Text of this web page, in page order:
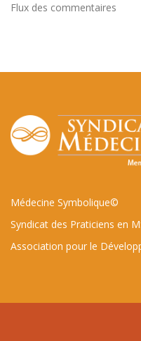
Flux des commentaires
Médecine Symbolique©
Syndicat des Praticiens en
Association pour le